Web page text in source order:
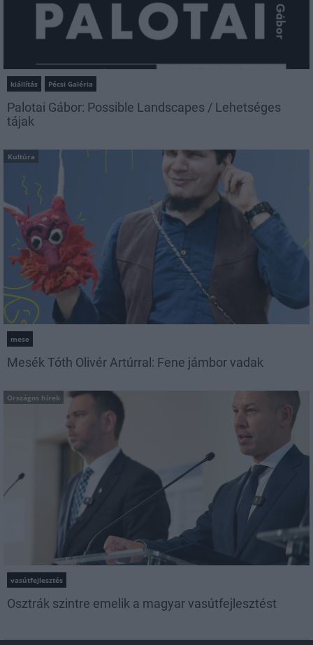
kiállítás Pécsi Galéria
Palotai Gábor: Possible Landscapes / Lehetséges
tájak
Kultúra
mese
Mesék Tóth Olivér Artúrral: Fene jámbor vadak
Országos hírek
vasútfejlesztés
Osztrák szintre emelik a magyar vasútfejlesztést